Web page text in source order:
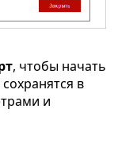
, чтобы начать
в
и